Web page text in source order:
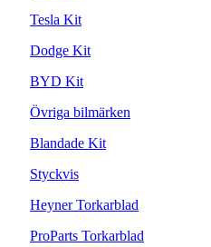
Tesla Kit
Dodge Kit
BYD Kit
Övriga bilmärken
Blandade Kit
Styckvis
Heyner Torkarblad
ProParts Torkarblad